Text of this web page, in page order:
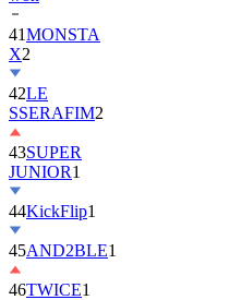
41MONSTA
X2
42LE
SSERAFIM2
43SUPER
JUNIOR1
44KickFlip1
45AND2BLE1
46TWICE1